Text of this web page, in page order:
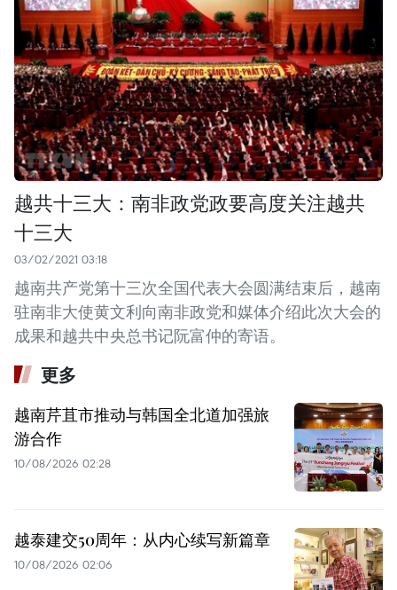
越共十三大：南非政党政要高度关注越共
十三大
03/02/2021 03:18
越南共产党第十三次全国代表大会圆满结束后，越南
驻南非大使黄文利向南非政党和媒体介绍此次大会的
成果和越共中央总书记阮富仲的寄语。
更多
越南芹苴市推动与韩国全北道加强旅
游合作
10/08/2026 02:28
越泰建交50周年：从内心续写新篇章
10/08/2026 02:06